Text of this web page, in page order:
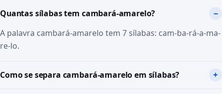
Quantas sílabas tem cambará-amarelo?
A palavra cambará-amarelo tem 7 sílabas: cam-ba-rá-a-ma-
re-lo.
Como se separa cambará-amarelo em sílabas?